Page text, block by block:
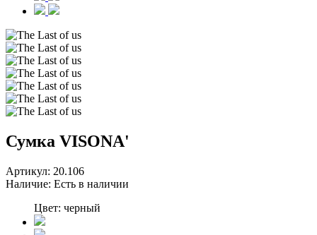
Сумка VISONA'
Артикул: 20.106
Наличие: Есть в наличии
Цвет: черный